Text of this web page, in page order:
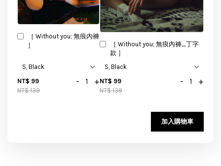
［ Without you; 無痕內褲
］
NT$ 99
NT$ 139
- +
［ Without you; 無痕內褲_丁字
款 ］
NT$ 99
NT$ 139
- +
加入購物車